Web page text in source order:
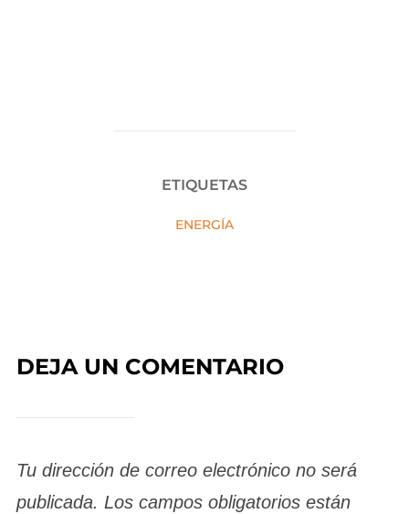
ETIQUETAS
ENERGÍA
DEJA UN COMENTARIO
Tu dirección de correo electrónico no será
publicada. Los campos obligatorios están